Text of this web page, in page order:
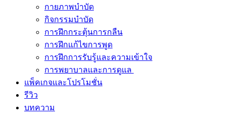
กายภาพบำบัด
กิจกรรมบำบัด
การฝึกกระตุ้นการกลืน
การฝึกแก้ไขการพูด
การฝึกการรับรู้และความเข้าใจ
การพยาบาลและการดูแล
แพ็คเกจและโปรโมชั่น
รีวิว
บทความ